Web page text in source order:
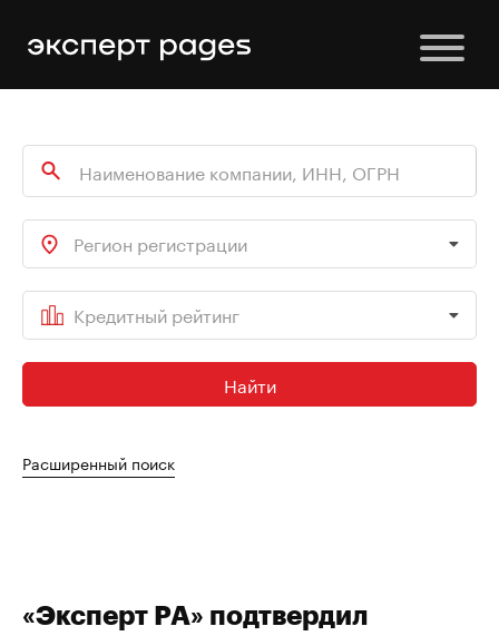
Регион регистрации
Кредитный рейтинг
Найти
Расширенный поиск
«Эксперт РА» подтвердил